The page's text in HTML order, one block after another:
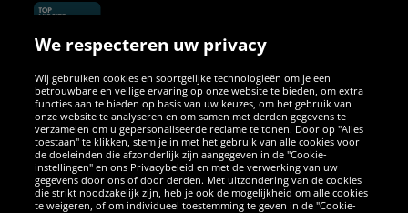
SOCIALE MEDIA
Facebook
Instagram
WhatsApp
TikTokTwitterYouTube
We respecteren uw privacy
Wij gebruiken cookies en soortgelijke technologieën om je een
betrouwbare en veilige ervaring op onze website te bieden, om extra
functies aan te bieden op basis van uw keuzes, om het gebruik van
onze website te analyseren en om samen met derden gegevens te
verzamelen om u gepersonaliseerde reclame te tonen. Door op "Alles
toestaan" te klikken, stem je in met het gebruik van alle cookies voor
de doeleinden die afzonderlijk zijn aangegeven in de "Cookie-
instellingen" en ons Privacybeleid en met de verwerking van uw
gegevens door ons of door derden. Met uitzondering van de cookies
die strikt noodzakelijk zijn, heb je ook de mogelijkheid om alle cookies
te weigeren, of om individueel toestemming te geven in de "Cookie-